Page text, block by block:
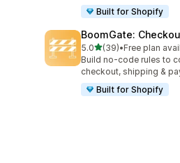
Built for Shopify
BoomGate:
5.0เต็ม 5 ดาว
(39)
ทั้งหมด 39 รีวิว
•Free plan
Build no-code rules to
checkout, shipping &
Built for Shopify